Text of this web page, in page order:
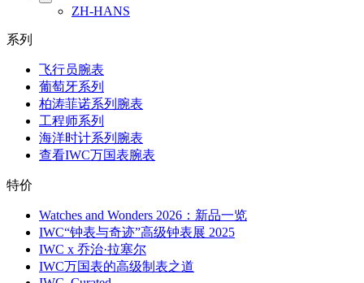
ZH-HANS
系列
飞行员腕表
葡萄牙系列
柏涛菲诺系列腕表
工程师系列
海洋时计系列腕表
查看IWC万国表腕表
特价
Watches and Wonders 2026：新品一览
IWC“钟表与奇迹”高级钟表展 2025
IWC x 乔治·拉塞尔
IWC万国表的高级制表之道